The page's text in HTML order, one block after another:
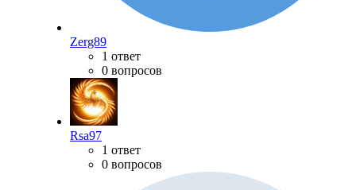
Zerg89
1 ответ
0 вопросов
Rsa97
1 ответ
0 вопросов